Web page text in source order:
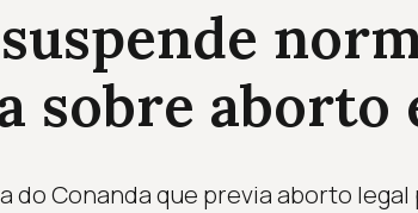
sobre aborto
do Conanda que previa aborto